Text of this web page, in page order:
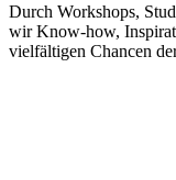
Durch Workshops,
wir Know-how,
vielfältigen Chancen